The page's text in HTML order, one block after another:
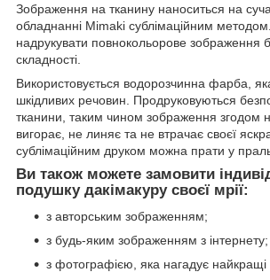
Зображення на тканину наноситься на
обладнанні Mimaki сублімаційним
надрукувати повнокольорове зображення
складності.
Використовується водорозчинна фарба,
шкідливих речовин. Продруковуються
тканини, таким чином зображення згодом
вигорає, не линяє та не втрачає своєї
сублімаційним друком можна прати у
Ви також можете замовити
подушку дакімакуру своєї мрії:
з авторським зображенням;
з будь-яким зображенням з інтернету;
з фотографією, яка нагадує найкращі